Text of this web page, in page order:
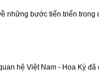
những bước tiến triển trong
hệ Việt Nam - Hoa Kỳ